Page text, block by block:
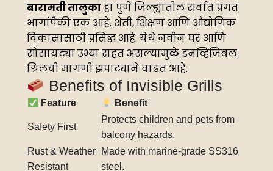
बारामती तालुकाहा पुणे जिल्ह्यातील सर्वात प्रगत
भागांपैकी एक आहे. शेती, शिक्षण आणि औद्योगिक
विकासासाठी प्रसिद्ध आहे. येथे नवीन घरं आणि
सोसायट्या उभ्या राहत असल्यामुळे इनव्हिजिबल
ग्रिलची मागणी झपाट्याने वाढत आहे.
Benefits of Invisible Grills
Feature Benefit
Safety First
Protects children and pets from
balcony hazards.
Rust & Weather
Resistant
Made with marine-grade SS316
steel.